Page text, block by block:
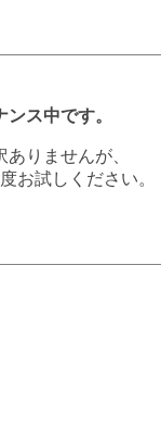
ス中です。
りませんが、
お試しください。